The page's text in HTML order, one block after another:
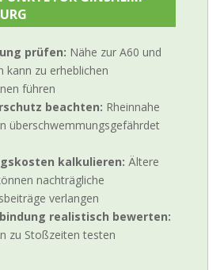
prüfen: Nähe zur A60 und
kann zu erheblichen
führen
beachten: Rheinnahe
überschwemmungsgefährdet
kalkulieren: Ältere
nachträgliche
verlangen
realistisch bewerten:
zu Stoßzeiten testen